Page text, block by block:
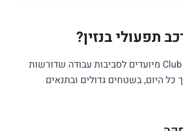
תפעולי בנזין?
דגמי הבנזין של Club Car מיועדים לסביבות עבודה שדורשות
כל היום, בשטחים גדולים ובתנאים